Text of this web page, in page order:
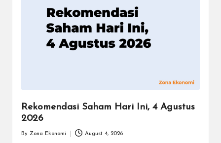
Rekomendasi Saham Hari Ini, 4 Agustus
2026
Posted
By Zona Ekonomi August 4, 2026